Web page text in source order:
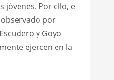
jóvenes. Por ello, el
por
y Goyo
ejercen en la